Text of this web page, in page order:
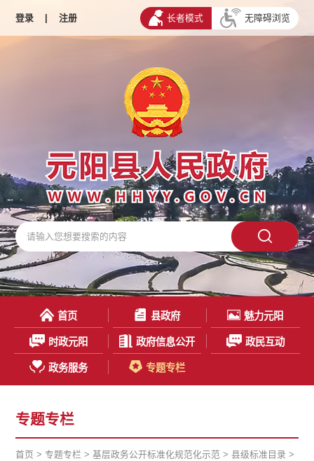
登录 | 注册 长者模式 无障碍浏览
首页 县政府 魅力元阳
时政元阳 政府信息公开 政民互动
政务服务 专题专栏
专题专栏
首页 >专题专栏 >基层政务公开标准化规范化示范 >县级标准目录 >